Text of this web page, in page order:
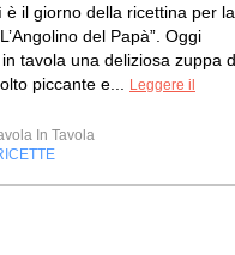
è il giorno della ricettina per la
del Papà”. Oggi
tavola una deliziosa zuppa
piccante e...
Leggere il
In Tavola